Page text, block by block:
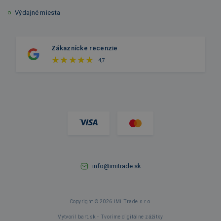
Výdajné miesta
Zákaznícke recenzie
4,7
info@imitrade.sk
Copyright © 2026 iMi Trade s.r.o.
Vytvoril bart.sk - Tvoríme digitálne zážitky